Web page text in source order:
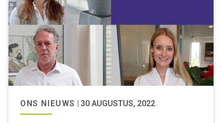
ONS NIEUWS | 30 AUGUSTUS, 2022